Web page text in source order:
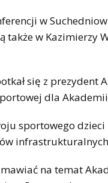
w
także w Kazimierzy
się z prezydent
dla Akademii
sportowego
na temat